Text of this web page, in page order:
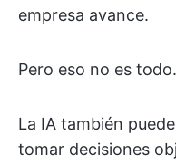
empresa avance.
Pero eso no es todo.
La IA también
tomar decisiones